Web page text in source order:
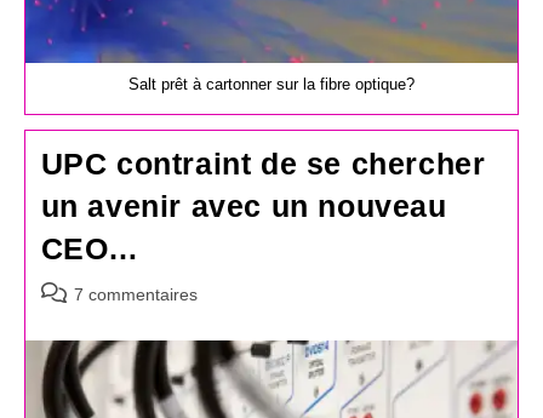
Salt prêt à cartonner sur la fibre optique?
UPC contraint de se chercher
un avenir avec un nouveau
CEO…
Commentaires
la
publication :
7 commentaires